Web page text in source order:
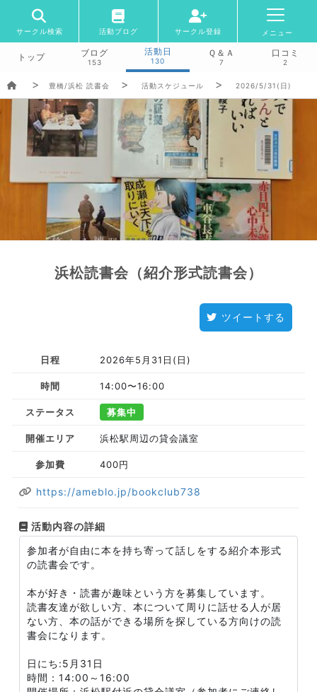
サークル検索 活動ブログ サークル登録 メニュー
トップ ブログ
153
活動日
130
Ｑ＆Ａ
7
口コミ
2
豊橋/浜松 読書会 活動スケジュール 2026/5/31(日)
浜松読書会（紹介形式読書会）
ツイートする
日程 2026年5月31日(日)
時間 14:00〜16:00
ステータス 募集中
開催エリア 浜松駅周辺の貸会議室
参加費 400円
https://ameblo.jp/bookclub738
活動内容の詳細
参加者が自由に本を持ち寄って話しをする紹介本形式
の読書会です。
本が好き・読書が趣味という方を募集しています。
読書友達が欲しい方、本について周りに話せる人が居
ない方、本の話ができる場所を探している方向けの読
書会になります。
日にち:5月31日
時間：14:00～16:00